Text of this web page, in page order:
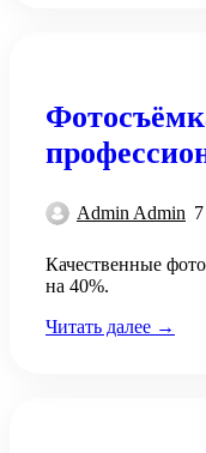
Admin Admin
Качественные
на 40%.
Читать далее →